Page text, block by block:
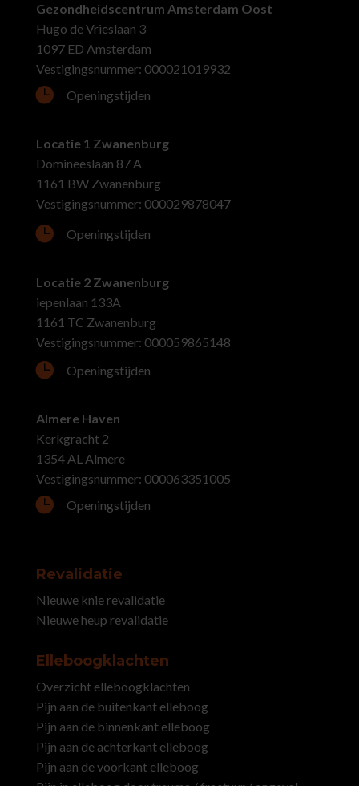
Gezondheidscentrum Amsterdam Oost
Hugo de Vrieslaan 3
1097 ED Amsterdam
Vestigingsnummer: 000021019932
 Openingstijden
Locatie 1 Zwanenburg
Domineeslaan 87 A
1161 BW Zwanenburg
Vestigingsnummer: 000029878047
 Openingstijden
Locatie 2 Zwanenburg
iepenlaan 133A
1161 TC Zwanenburg
Vestigingsnummer: 000059865148
 Openingstijden
Almere Haven
Kerkgracht 2
1354 AL Almere
Vestigingsnummer: 000063351005
 Openingstijden
Revalidatie
Nieuwe knie revalidatie
Nieuwe heup revalidatie
Elleboogklachten
Overzicht elleboogklachten
Pijn aan de buitenkant elleboog
Pijn aan de binnenkant elleboog
Pijn aan de achterkant elleboog
Pijn aan de voorkant elleboog